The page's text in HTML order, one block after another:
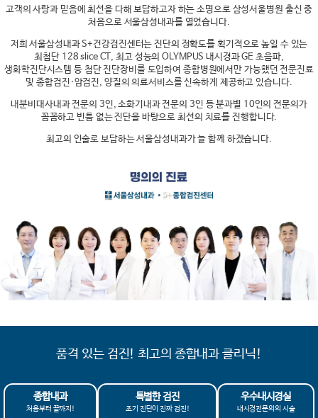
고객의 사랑과 믿음에 최선을 다해 보답하고자 하는 소명으로 삼성서울병원 출신 중
처음으로 서울삼성내과를 열었습니다.
저희 서울삼성내과 S+건강검진센터는 진단의 정확도를 획기적으로 높일 수 있는
최첨단 128 slice CT, 최고 성능의 OLYMPUS 내시경과 GE 초음파,
생화학진단시스템 등 첨단 진단장비를 도입하여 종합병원에서만 가능했던 전문진료
및 종합검진·암검진, 양질의 의료서비스를 신속하게 제공하고 있습니다.
내분비대사내과 전문의 3인, 소화기내과 전문의 3인 등 분과별 10인의 전문의가
꼼꼼하고 빈틈 없는 진단을 바탕으로 최선의 치료를 진행합니다.
최고의 인술로 보답하는 서울삼성내과가 늘 함께 하겠습니다.
품격 있는 검진! 최고의 종합내과 클리닉!
종합내과
처음부터 끝까지!
특별한 검진
조기 진단이 진짜 검진!
우수내시경실
내시경전문의의 시술